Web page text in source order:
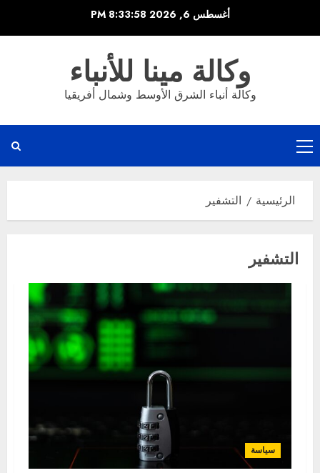
أغسطس 6, 2026 8:33:58 PM
وكالة مينا للأنباء
وكالة أنباء الشرق الأوسط وشمال أفريقيا
القائمة
الرئيسية
الرئيسية التشفير
التشفير
سياسة